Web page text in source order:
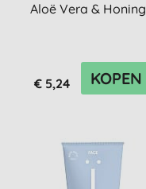
Aloë Vera & Honing
€ 5,24 KOPEN